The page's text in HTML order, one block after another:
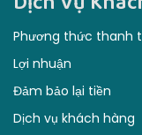
Đảm bảo lại tiền
Dịch vụ khách hàng
Điều khoản & điều kiện